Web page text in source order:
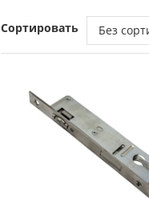
Сортировать